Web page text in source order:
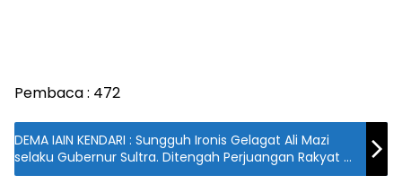
Pembaca : 472
DEMA IAIN KENDARI : Sungguh Ironis Gelagat Ali Mazi
selaku Gubernur Sultra. Ditengah Perjuangan Rakyat di
17 Kabupaten.